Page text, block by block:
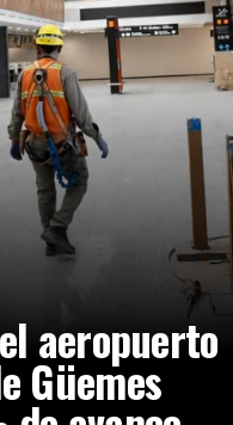
aeropuerto
Güemes